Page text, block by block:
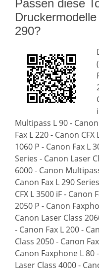
Passen diese
290?
Multipass L 90 -
Fax L 220 - Canon
1060 P - Canon Fax L
Series - Canon Laser
6000 - Canon
Canon Fax L 290
CFX L 3500 iF - Canon
2050 P - Canon
Canon Laser Class
- Canon Fax L 200 -
Class 2050 - Canon
Canon Faxphone L 80
Laser Class 4000 -